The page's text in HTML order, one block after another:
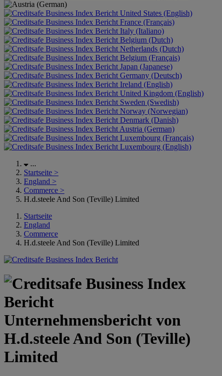
United States (English)
France (Français)
Italy (Italiano)
Belgium (Dutch)
Netherlands (Dutch)
Belgium (Français)
Japan (Japanese)
Germany (Deutsch)
Ireland (English)
United Kingdom (English)
Sweden (Swedish)
Norway (Norwegian)
Denmark (Danish)
Austria (German)
Luxembourg (Français)
Luxembourg (English)
...
Startseite >
England >
Commerce >
H.d.steele And Son (Teville) Limited
Startseite
England
Commerce
H.d.steele And Son (Teville) Limited
Unternehmensbericht von
H.d.steele And Son (Teville)
Limited